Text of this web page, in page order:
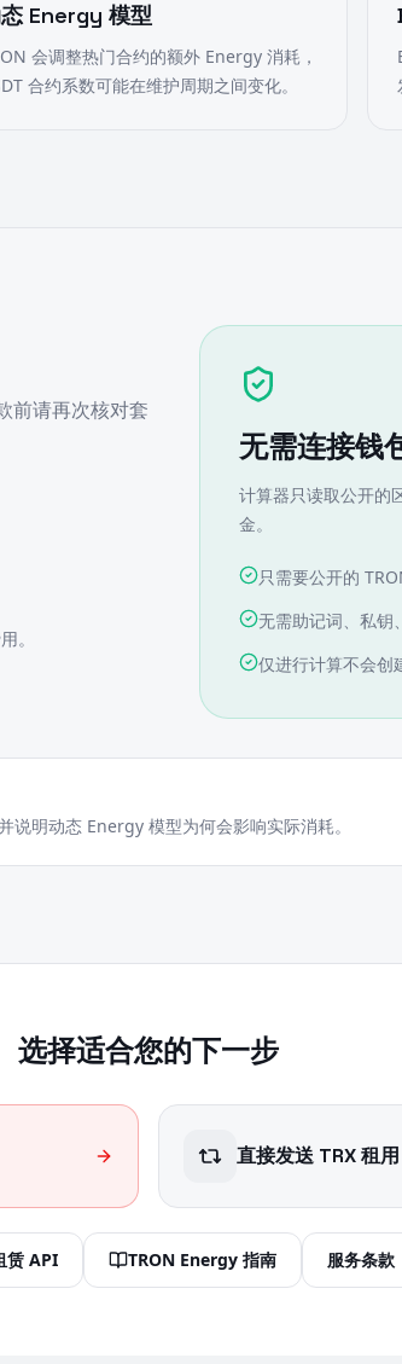
Energy 模型
会调整热门合约的额外 Energy 消耗，
合约系数可能在维护周期之间变化。
前请再次核对套
。
无需连接钱
计算器只读取公开的
金。
只需要公开的
无需助记词、私钥
仅进行计算不会创
明动态 Energy 模型为何会影响实际消耗。
选择适合您的下一步
直接发送 TRX 租
赁 API TRON Energy 指南 服务条款